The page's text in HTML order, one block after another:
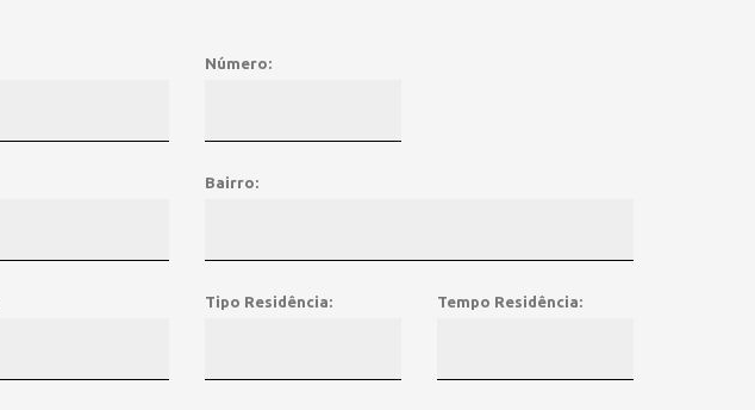
Número:
Bairro:
Tipo Residência: Tempo Residência: